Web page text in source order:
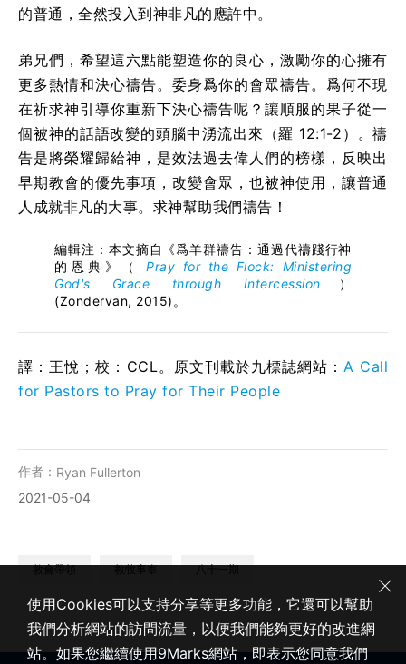
的普通，全然投入到神非凡的應許中。
弟兄們，希望這六點能塑造你的良心，激勵你的心擁有
更多熱情和決心禱告。委身爲你的會眾禱告。爲何不現
在祈求神引導你重新下決心禱告呢？讓順服的果子從一
個被神的話語改變的頭腦中湧流出來（羅 12:1-2）。禱
告是將榮耀歸給神，是效法過去偉人們的榜樣，反映出
早期教會的優先事項，改變會眾，也被神使用，讓普通
人成就非凡的大事。求神幫助我們禱告！
編輯注：本文摘自《爲羊群禱告：通過代禱踐行神
的恩典》（Pray for the Flock: Ministering
God's Grace through Intercession ）
(Zondervan, 2015)。
譯：王悅；校：CCL。原文刊載於九標誌網站：A Call
for Pastors to Pray for Their People
作者： Ryan Fullerton
2021-05-04
教會帶領 教牧事奉 八十一期
使用Cookies可以支持分享等更多功能，它還可以幫助
我們分析網站的訪問流量，以便我們能夠更好的改進網
站。如果您繼續使用9Marks網站，即表示您同意我們